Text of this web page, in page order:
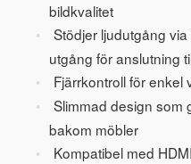
bildkvalitet
Stödjer ljudutgång
utgång för anslutning
Fjärrkontroll för enkel
Slimmad design som
bakom möbler
Kompatibel med